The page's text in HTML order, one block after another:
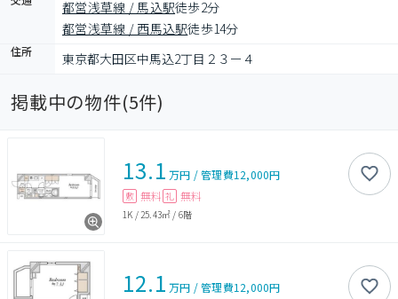
都営浅草線 / 馬込駅徒歩2分
都営浅草線 / 西馬込駅徒歩14分
住所 東京都大田区中馬込2丁目２３ー４
掲載中の物件(5件)
13.1 万円 /管理費12,000円
敷 無料 礼 無料
1K / 25.43㎡ / 6階
12.1 万円 /管理費12,000円